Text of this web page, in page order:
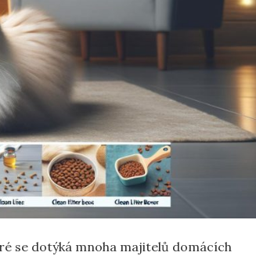
se dotýká mnoha majitelů domácích